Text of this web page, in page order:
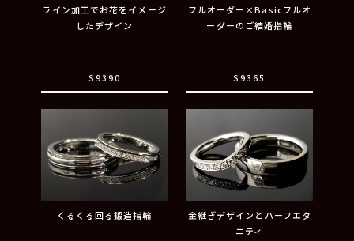
ライン加工でお花をイメージ
したデザイン
S9390
フルオーダー×Basicフルオ
ーダーのご結婚指輪
S9365
くるくる回る鍛造指輪
金継ぎデザインとハーフエタ
ニティ